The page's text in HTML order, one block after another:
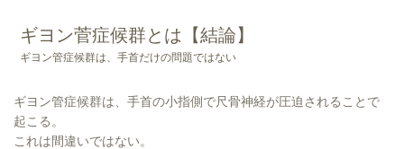
ギヨン菅症候群とは【結論】
ギヨン管症候群は、手首だけの問題ではない
ギヨン管症候群は、手首の小指側で尺骨神経が圧迫されることで
起こる。
これは間違いではない。